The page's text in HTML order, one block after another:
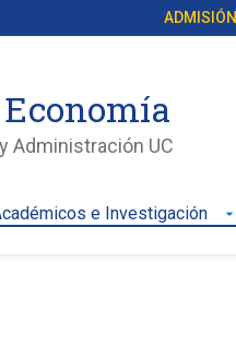
ADMISIÓN
Administración UC
e Investigación arrow_drop_down